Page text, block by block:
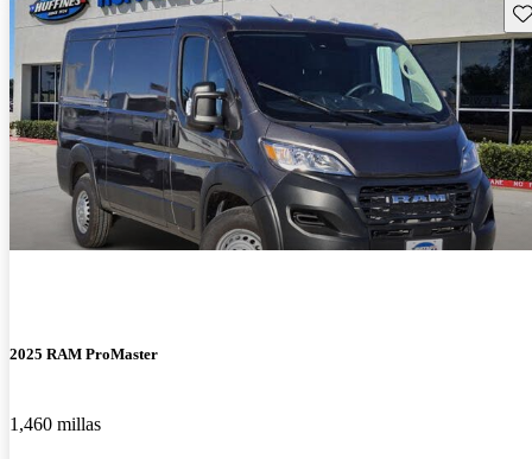
2025 RAM ProMaster
1,460 millas